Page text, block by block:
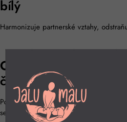
bílý
Harmonizuje partnerské vztahy,
Obsidián
černý
Posiluje obranyschopnost, dodává
sebevědomí.